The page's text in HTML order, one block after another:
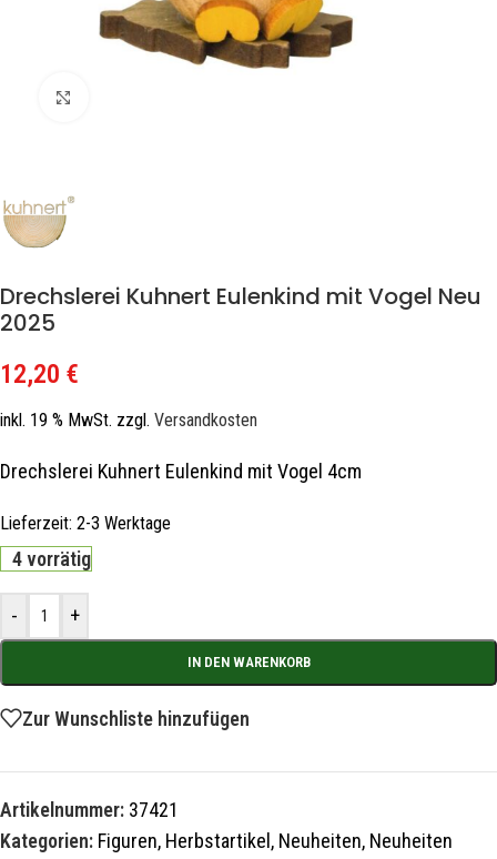
Drechslerei Kuhnert Eulenkind mit Vogel Neu
2025
12,20 €
inkl. 19 % MwSt. zzgl. Versandkosten
Drechslerei Kuhnert Eulenkind mit Vogel 4cm
Lieferzeit: 2-3 Werktage
4 vorrätig
- +
IN DEN WARENKORB
Zur Wunschliste hinzufügen
Artikelnummer: 37421
Kategorien: Figuren, Herbstartikel , Neuheiten, Neuheiten